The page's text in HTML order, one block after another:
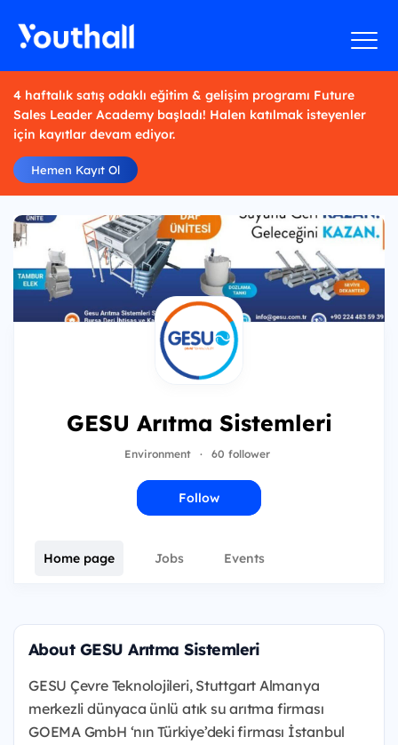
4 haftalık satış odaklı eğitim & gelişim programı Future
Sales Leader Academy başladı! Halen katılmak isteyenler
için kayıtlar devam ediyor.
Hemen Kayıt Ol
GESU Arıtma Sistemleri
Environment · 60 follower
Follow
Home page Jobs Events
About GESU Arıtma Sistemleri
GESU Çevre Teknolojileri, Stuttgart Almanya
merkezli dünyaca ünlü atık su arıtma firması
GOEMA GmbH ‘nın Türkiye’deki firması İstanbul